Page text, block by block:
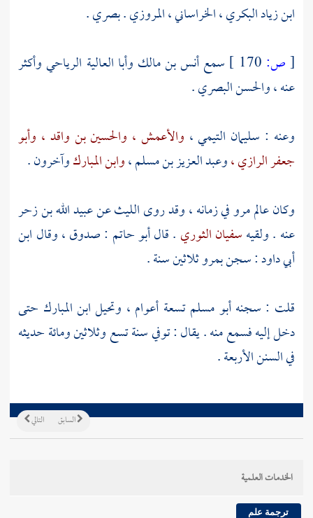
ابن زياد البكري ، الخراساني ، المروزي . بصري .
[ص: سمعأنس بن مالك وأبا العالية الرياحيوأكثر
عنه ،والحسن البصري.
وعنه : سليمان التيمي ، والأعمش ، والحسين بن واقد ، وأبو
جعفر الرازي ،وعبد العزيز بن مسلم ،وابن المباركوآخرون .
وكان عالممروفي زمانه ، وقد روىالليثعنعبيد الله بن زحر
عنه . ولقيهسفيان الثوري . قالأبو حاتم : صدوق ، وقال ابن
أبي داود: سجنبمروثلاثين سنة .
قلت : سجنهأبو مسلمتسعة أعوام ، وتحيلابن المبارك حتى
دخل إليه فسمع منه . يقال : توفي سنة تسع وثلاثين ومائة حديثه
في السنن الأربعة .
التالي السابق
الخدمات العلمية
ترجمة علم